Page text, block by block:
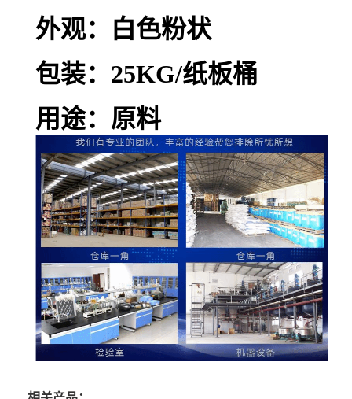
外观：白色粉状
包装：25KG/纸板桶
用途：原料